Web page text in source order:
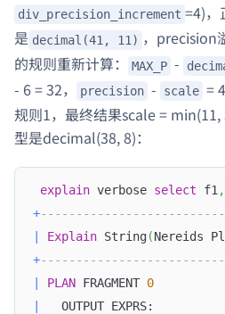
div_precision_increment =4)，
是 decimal(41, 11) ，precision
的规则重新计算：
MAX_P -
- 6 = 32，
precision - scale =
规则1，最终结果scale =
型是decimal(38, 8)：
explain verbose select f1 ,
+
Explain String(Nereids
+
PLAN FRAGMENT 0